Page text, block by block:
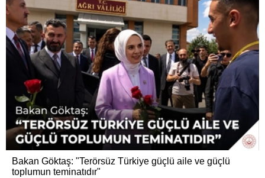
Bakan Göktaş: "Terörsüz Türkiye güçlü aile ve güçlü
toplumun teminatıdır"